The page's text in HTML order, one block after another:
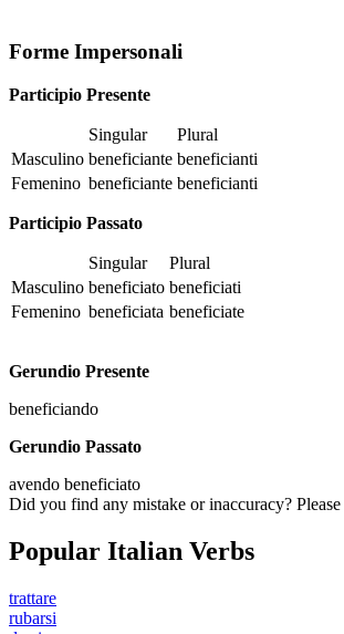
Forme Impersonali
Participio Presente
Singular
Plural
Masculino beneficiante beneficianti
Femenino beneficiante beneficianti
Participio Passato
Singular
Plural
Masculino beneficiato beneficiati
Femenino beneficiata beneficiate
Gerundio Presente
beneficiando
Gerundio Passato
avendo beneficiato
Did you find any mistake or inaccuracy? Please
Popular Italian Verbs
trattare
rubarsi